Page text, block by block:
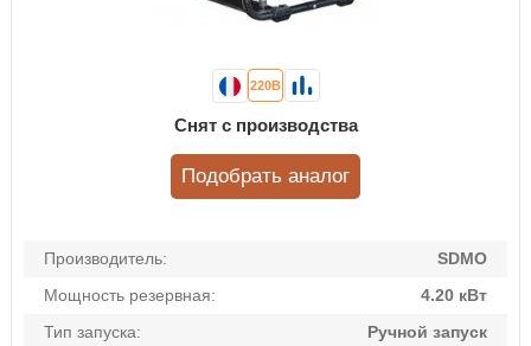
Производитель:
SDMO
Мощность резервная:
4.20 кВт
Тип запуска:
Ручной запуск
220В
Снят с производства
Подобрать аналог